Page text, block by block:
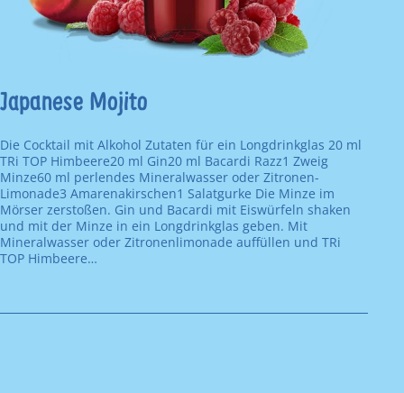
Japanese Mojito
Die Cocktail mit Alkohol Zutaten für ein Longdrinkglas 20 ml
TRi TOP Himbeere20 ml Gin20 ml Bacardi Razz1 Zweig
Minze60 ml perlendes Mineralwasser oder Zitronen-
Limonade3 Amarenakirschen1 Salatgurke Die Minze im
Mörser zerstoßen. Gin und Bacardi mit Eiswürfeln shaken
und mit der Minze in ein Longdrinkglas geben. Mit
Mineralwasser oder Zitronenlimonade auffüllen und TRi
TOP Himbeere…